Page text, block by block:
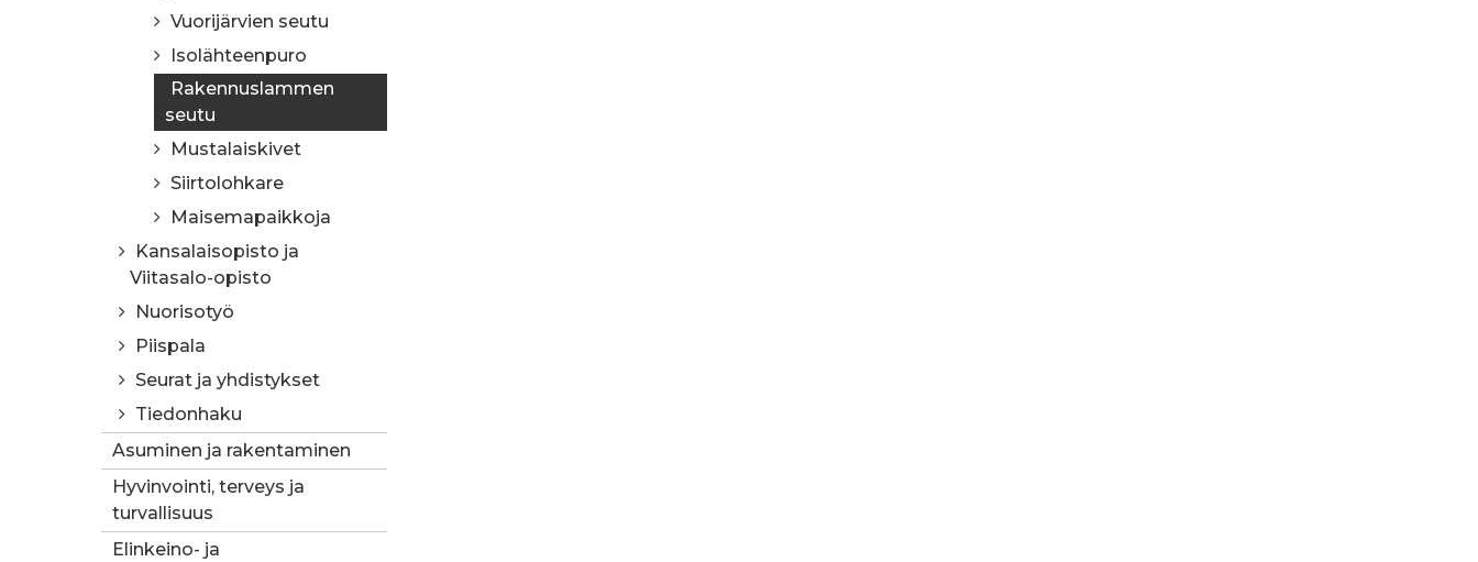
Vuorijärvien seutu
Isolähteenpuro
Rakennuslammen
seutu
Mustalaiskivet
Siirtolohkare
Maisemapaikkoja
Kansalaisopisto ja
Viitasalo-opisto
Nuorisotyö
Piispala
Seurat ja yhdistykset
Tiedonhaku
Asuminen ja rakentaminen
Hyvinvointi, terveys ja
turvallisuus
Elinkeino- ja